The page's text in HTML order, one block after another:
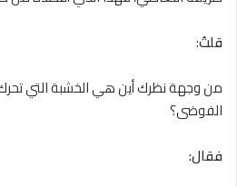
قلتُ:
من وجهة نظرك أين هي الخشبة التي
الفوضى؟
فقال: